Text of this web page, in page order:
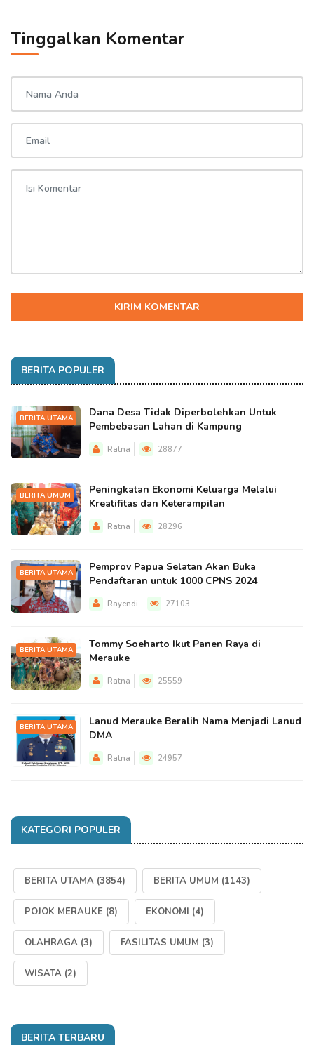
Tinggalkan Komentar
KIRIM KOMENTAR
BERITA POPULER
BERITA UTAMA
Dana Desa Tidak Diperbolehkan Untuk
Pembebasan Lahan di Kampung
Ratna 28877
BERITA UMUM
Peningkatan Ekonomi Keluarga Melalui
Kreatifitas dan Keterampilan
Ratna 28296
BERITA UTAMA
Pemprov Papua Selatan Akan Buka
Pendaftaran untuk 1000 CPNS 2024
Rayendi 27103
BERITA UTAMA
Tommy Soeharto Ikut Panen Raya di
Merauke
Ratna 25559
BERITA UTAMA
Lanud Merauke Beralih Nama Menjadi Lanud
DMA
Ratna 24957
KATEGORI POPULER
BERITA UTAMA (3854) BERITA UMUM (1143)
POJOK MERAUKE (8) EKONOMI (4)
OLAHRAGA (3) FASILITAS UMUM (3)
WISATA (2)
BERITA TERBARU